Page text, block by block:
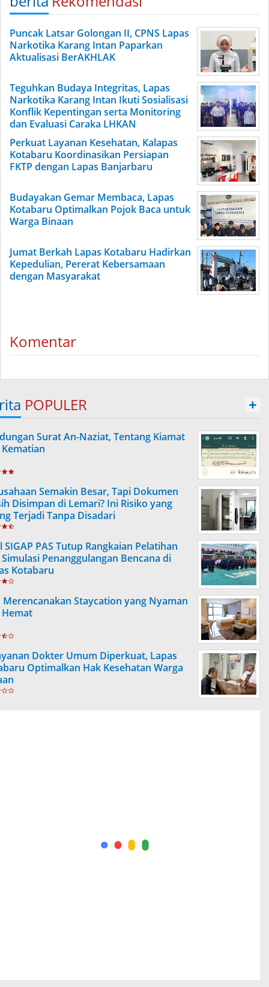
Puncak Latsar Golongan II, CPNS Lapas
Narkotika Karang Intan Paparkan
Aktualisasi BerAKHLAK
Teguhkan Budaya Integritas, Lapas
Narkotika Karang Intan Ikuti Sosialisasi
Konflik Kepentingan serta Monitoring
dan Evaluasi Caraka LHKAN
Perkuat Layanan Kesehatan, Kalapas
Kotabaru Koordinasikan Persiapan
FKTP dengan Lapas Banjarbaru
Budayakan Gemar Membaca, Lapas
Kotabaru Optimalkan Pojok Baca untuk
Warga Binaan
Jumat Berkah Lapas Kotabaru Hadirkan
Kepedulian, Pererat Kebersamaan
dengan Masyarakat
Komentar
POPULER +
Surat An-Naziat, Tentang Kiamat
Semakin Besar, Tapi Dokumen
Disimpan di Lemari? Ini Risiko yang
Terjadi Tanpa Disadari
SIGAP PAS Tutup Rangkaian Pelatihan
Penanggulangan Bencana di
Kotabaru
Merencanakan Staycation yang Nyaman
Dokter Umum Diperkuat, Lapas
Optimalkan Hak Kesehatan Warga